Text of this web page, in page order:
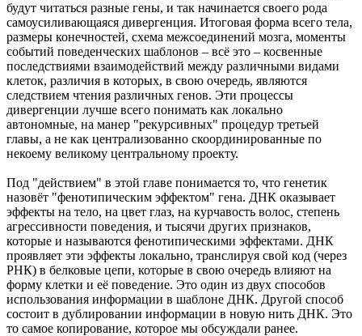
будут читаться разные гены, и так начинается своего рода
самоусиливающаяся дивергенция. Итоговая форма всего тела,
размеры конечностей, схема межсоединений мозга, моменты
событий поведенческих шаблонов – всё это – косвенные
последствиями взаимодействий между различными видами
клеток, различия в которых, в свою очередь, являются
следствием чтения различных генов. Эти процессы
дивергенции лучше всего понимать как локально
автономные, на манер "рекурсивных" процедур третьей
главы, а не как централизованно скоординированные по
некоему великому центральному проекту.
Под "действием" в этой главе понимается то, что генетик
назовёт "фенотипическим эффектом" гена. ДНК оказывает
эффекты на тело, на цвет глаз, на курчавость волос, степень
агрессивности поведения, и тысячи других признаков,
которые и называются фенотипическими эффектами. ДНК
проявляет эти эффекты локально, транслируя свой код (через
РНК) в белковые цепи, которые в свою очередь влияют на
форму клетки и её поведение. Это один из двух способов
использования информации в шаблоне ДНК. Другой способ
состоит в дублировании информации в новую нить ДНК. Это
то самое копирование, которое мы обсуждали ранее.